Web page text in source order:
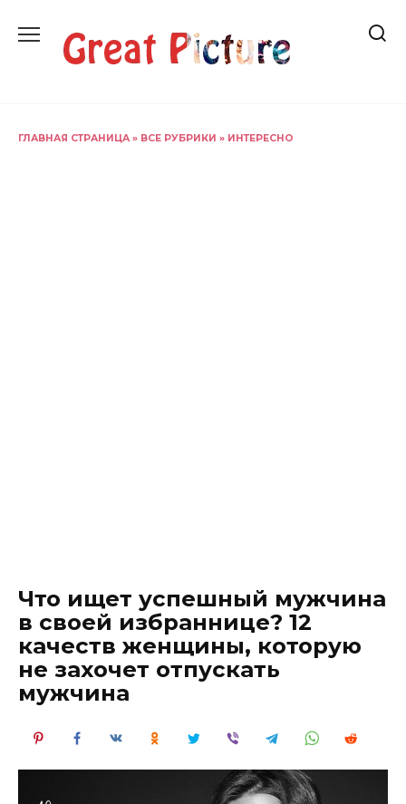
содержанию
ГЛАВНАЯ СТРАНИЦА » ВСЕ РУБРИКИ » ИНТЕРЕСНО
Что ищет успешный мужчина
в своей избраннице? 12
качеств женщины, которую
не захочет отпускать
мужчина